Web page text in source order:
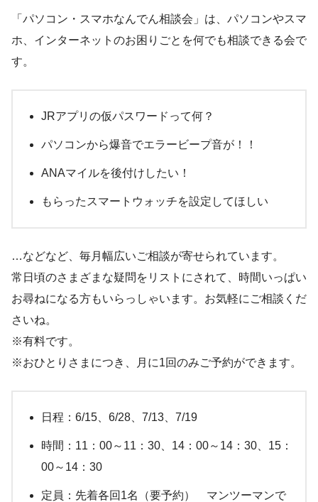
「パソコン・スマホなんでん相談会」は、パソコンやスマ
ホ、インターネットのお困りごとを何でも相談できる会で
す。
JRアプリの仮パスワードって何？
パソコンから爆音でエラービープ音が！！
ANAマイルを後付けしたい！
もらったスマートウォッチを設定してほしい
…などなど、毎月幅広いご相談が寄せられています。
常日頃のさまざまな疑問をリストにされて、時間いっぱい
お尋ねになる方もいらっしゃいます。お気軽にご相談くだ
さいね。
※有料です。
※おひとりさまにつき、月に1回のみご予約ができます。
日程：6/15、6/28、7/13、7/19
時間：11：00～11：30、14：00～14：30、15：
00～14：30
定員：先着各回1名（要予約） マンツーマンで